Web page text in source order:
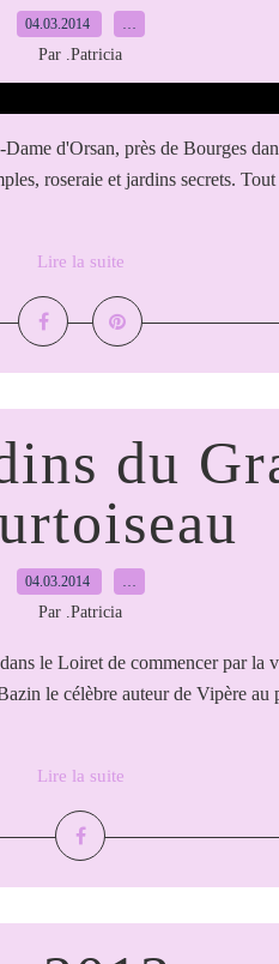
04.03.2014 …
Par .Patricia
d'Orsan, près de Bourges
roseraie et jardins secrets.
Lire la suite
du
04.03.2014 …
Par .Patricia
le Loiret de commencer par la
le célèbre auteur de Vipère au
Lire la suite